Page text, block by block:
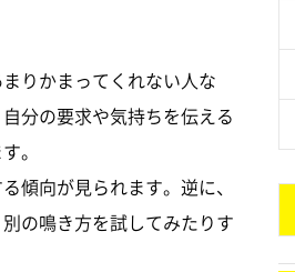
りかまってくれない人な
分の要求や気持ちを伝える
。
傾向が見られます。逆に、
の鳴き方を試してみたりす